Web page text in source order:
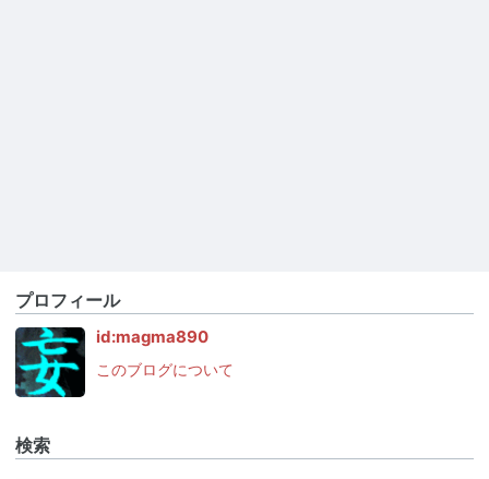
プロフィール
id:magma890
このブログについて
検索